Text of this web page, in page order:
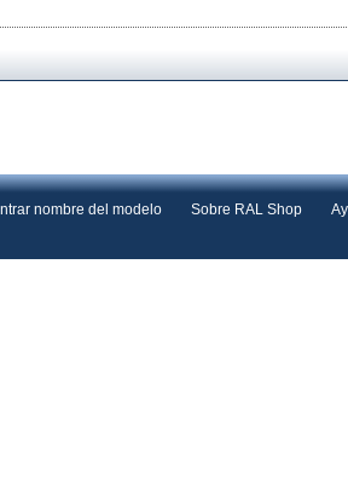
nombre del modelo Sobre RAL Shop